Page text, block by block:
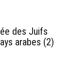
des Juifs
arabes (2)